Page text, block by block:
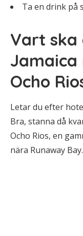
Ta en drink på
Vart ska
Jamaica
Ocho
Letar du efter
Bra, stanna då
Ocho Rios, en
nära Runaway Bay.